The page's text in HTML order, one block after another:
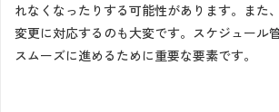
れなくなったりする可能性があります。また
変更に対応するのも大変です。スケジュール
スムーズに進めるために重要な要素です。